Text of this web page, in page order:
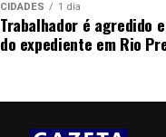
CIDADES 1 dia
Trabalhador é agredido
do expediente em Rio